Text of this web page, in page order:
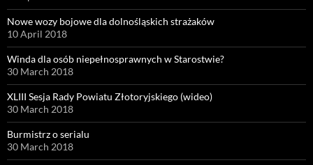
Nowe wozy bojowe dla dolnośląskich strażaków
10 April 2018
Winda dla osób niepełnosprawnych w Starostwie?
30 March 2018
XLIII Sesja Rady Powiatu Złotoryjskiego (wideo)
30 March 2018
Burmistrz o serialu
30 March 2018